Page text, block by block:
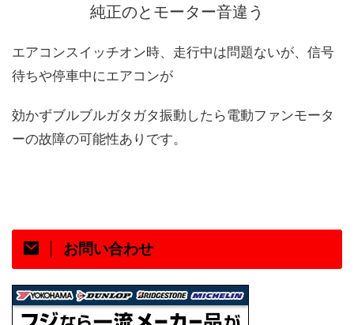
純正のとモーター音違う
エアコンスイッチオン時、走行中は問題ないが、信号
待ちや停車中にエアコンが
効かずブルブルガタガタ振動したら電動ファンモータ
ーの故障の可能性ありです。
お問い合わせ